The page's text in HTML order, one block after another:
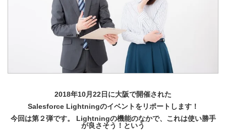
2018年10月22日に大阪で開催された
Salesforce Lightningのイベントをリポートします！
今回は第２弾です。
Lightningの機能のなかで、これは使い勝手
が良さそう！という